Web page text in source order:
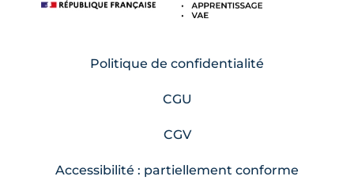
Politique de confidentialité
CGU
CGV
Accessibilité : partiellement conforme